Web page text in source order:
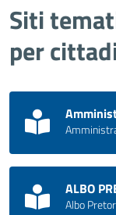
Siti
per
ALBO
Albo